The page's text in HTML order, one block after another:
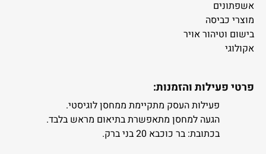
אשפתונים
מוצרי כביסה
בישום וטיהור אויר
אקולוגי
פרטי פעילות והזמנות:
פעילות העסק מתקיימת ממחסן לוגיסטי.
הגעה למחסן מתאפשרת בתיאום מראש בלבד.
בכתובת: בר כוכבא 20 בני ברק.